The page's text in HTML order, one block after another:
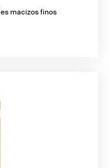
macizos finos